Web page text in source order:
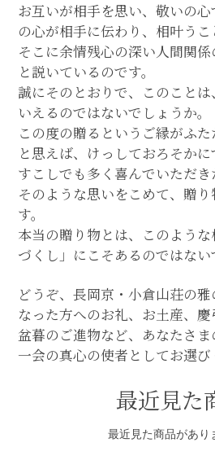
お互いが相手を思い、敬いの
の心が相手に伝わり、相叶うこ
そこに余情残心の深い人間関
と説いているのです。
誠にそのとおりで、このこと
いえるのではないでしょうか。
この度の贈るというご縁がふ
と思えば、けっしておろそか
すこしでも多く喜んでいただき
そのような思いをこめて、贈
す。
本当の贈り物とは、このよう
づくし」にこそあるのではない
どうぞ、長岡京・小倉山荘の
なった方へのお礼、お土産、慶
盆暮のご進物など、あなたさ
一会の真心の使者としてお選び
最近見た
最近見た商品があり